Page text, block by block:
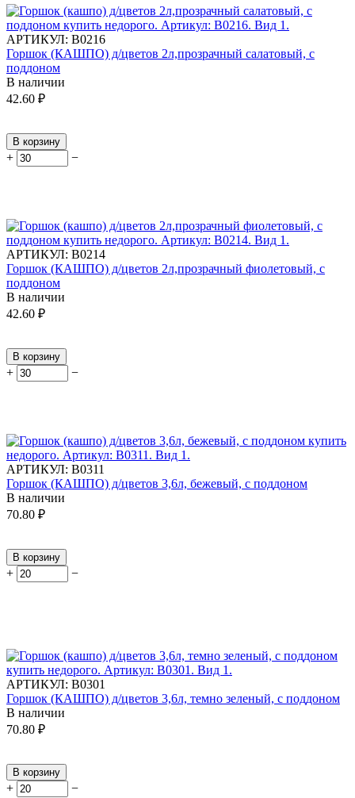
АРТИКУЛ: В0216
Горшок (КАШПО) д/цветов 2л,прозрачный салатовый, с
поддоном
В наличии
42.60 ₽
В корзину
+ −
АРТИКУЛ: В0214
Горшок (КАШПО) д/цветов 2л,прозрачный фиолетовый, с
поддоном
В наличии
42.60 ₽
В корзину
+ −
АРТИКУЛ: В0311
Горшок (КАШПО) д/цветов 3,6л, бежевый, с поддоном
В наличии
70.80 ₽
В корзину
+ −
АРТИКУЛ: В0301
Горшок (КАШПО) д/цветов 3,6л, темно зеленый, с поддоном
В наличии
70.80 ₽
В корзину
+ −